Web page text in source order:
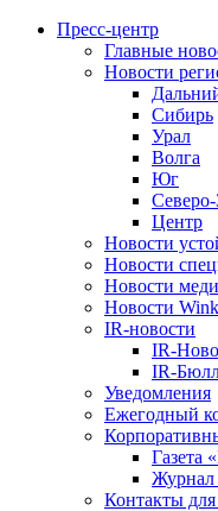
Пресс-центр
Главные
Новости
Сибирь
Урал
Волга
Юг
Центр
Новости
Новости
Новости
Новости Wink
IR-новости
IR-
IR-
Уведомления
Ежегодный
Газета
Журнал
Контакты